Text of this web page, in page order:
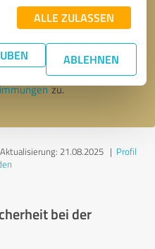
ALLE ZULASSEN
ABLEHNEN
* Erforderliche Angaben
zu.
21.08.2025| Profil
bei der